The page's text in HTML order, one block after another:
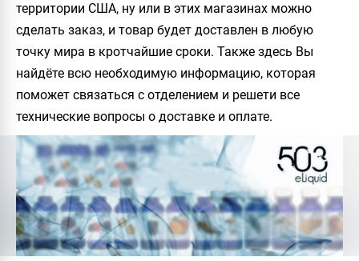
территории США, ну или в этих магазинах можно
сделать заказ, и товар будет доставлен в любую
точку мира в кротчайшие сроки. Также здесь Вы
найдёте всю необходимую информацию, которая
поможет связаться с отделением и решети все
технические вопросы о доставке и оплате.